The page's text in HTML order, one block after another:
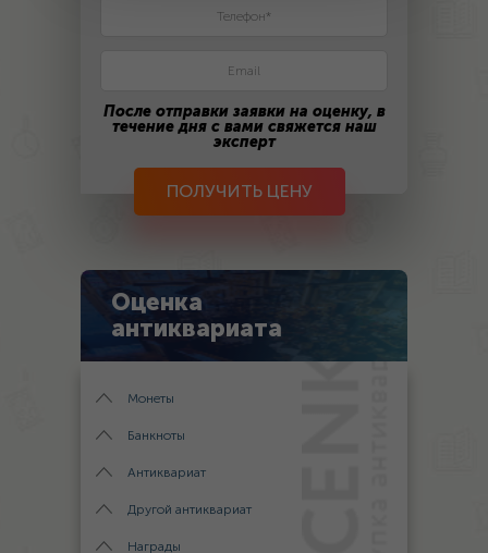
После отправки заявки на оценку, в
течение дня с вами свяжется наш
эксперт
ПОЛУЧИТЬ ЦЕНУ
Оценка
антиквариата
Монеты
Банкноты
Антиквариат
Другой антиквариат
Награды